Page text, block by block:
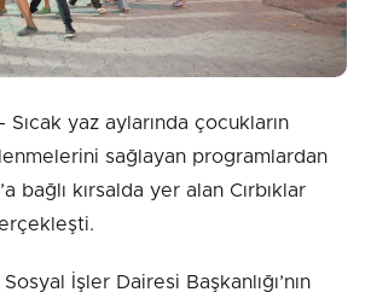
Sıcak yaz aylarında çocukların
sağlayan programlardan
bağlı kırsalda yer alan Cırbıklar
İşler Dairesi Başkanlığı’nın